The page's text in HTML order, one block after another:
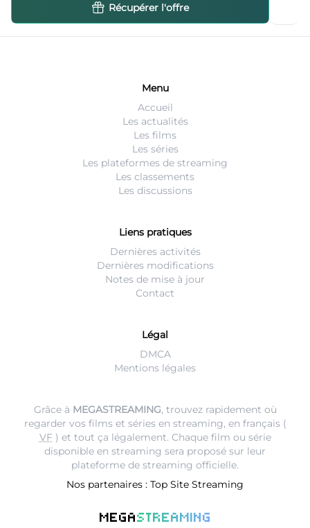
Récupérer l'offre
Menu
Accueil
Les actualités
Les films
Les séries
Les plateformes de streaming
Les classements
Les discussions
Liens pratiques
Dernières activités
Dernières modifications
Notes de mise à jour
Contact
Légal
DMCA
Mentions légales
Grâce à MEGASTREAMING, trouvez rapidement où
regarder vos films et séries en streaming, en français (
VF) et tout ça légalement. Chaque film ou série
disponible en streaming sera proposé sur leur
plateforme de streaming officielle.
Nos partenaires : Top Site Streaming
MEGASTREAMING